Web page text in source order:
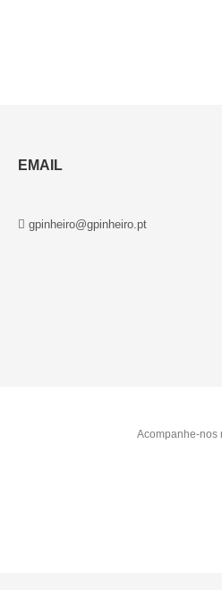
EMAIL
gpinheiro@gpinheiro.pt
Acompanhe-nos